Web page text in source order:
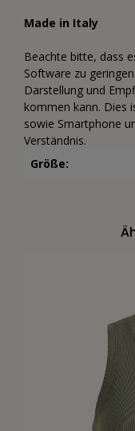
Made in Italy
Beachte bitte, dass
Software zu
Darstellung und
kommen kann. Dies
sowie Smartphone
Verständnis.
Größe: